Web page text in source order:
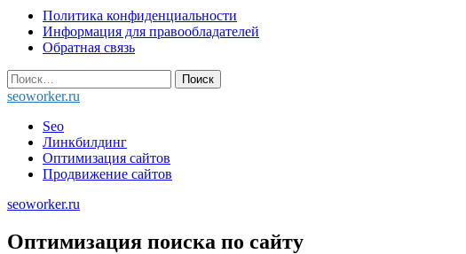
Skip
content
Политика конфиденциальности
Информация для правообладателей
Обратная связь
Найти:
seoworker.ru
Seo
Линкбилдинг
Оптимизация сайтов
Продвижение сайтов
seoworker.ru
Оптимизация поиска по сайту